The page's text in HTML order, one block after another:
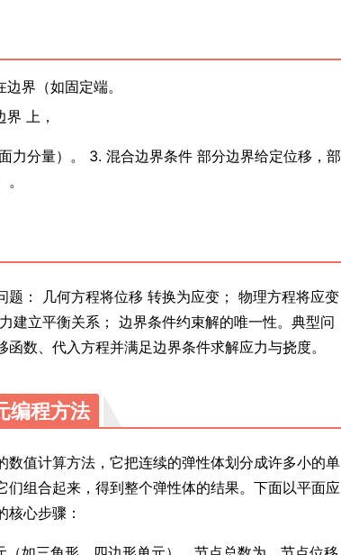
界（如固定端。
上，
力分量）。 3. 混合边界条件 部分边界给定位移，部
题： 几何方程将位移 转换为应变； 物理方程将应变
建立平衡关系； 边界条件约束解的唯一性。典型问
数、代入方程并满足边界条件求解应力与挠度。
编程方法
数值计算方法，它把连续的弹性体划分成许多小的单
们组合起来，得到整个弹性体的结果。下面以平面应
心步骤：